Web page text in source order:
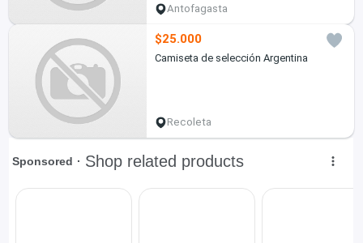
Antofagasta
$25.000
Camiseta de selección Argentina
Recoleta